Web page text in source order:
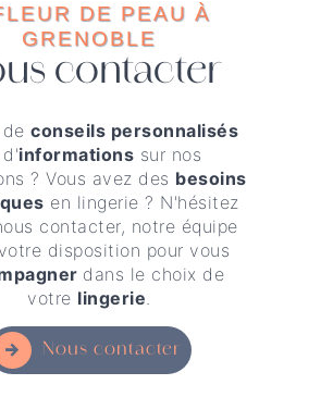
DE PEAU À
GRENOBLE
contacter
conseils personnalisés
d'informations sur nos
? Vous avez des besoins
en lingerie ? N'hésitez
contacter, notre équipe
disposition pour vous
dans le choix de
votre lingerie.
Nous contacter